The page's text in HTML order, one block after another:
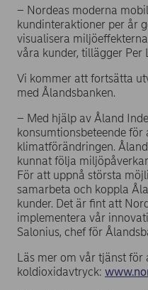
– Nordeas moderna
kundinteraktioner per år
visualisera
våra kunder, tillägger Per
Vi kommer att fortsätta
med Ålandsbanken.
– Med hjälp av Åland
konsumtionsbeteende för
klimatförändringen.
kunnat följa
För att uppnå största
samarbeta och koppla
kunder. Det är fint att
implementera vår
Salonius, chef för
Läs mer om vår tjänst för
koldioxidavtryck: